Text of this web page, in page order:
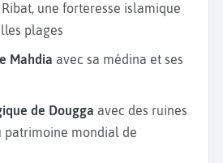
les ruines dePupput, ancienne
et la nécropole. Baladez-
de lamédina d’Hammamet
de la
de la Kasbah, laforteresse
votreséjour en Tunisie
une forteresse islamique
plages
Mahdia avec sa médina et ses
de Dougga avec des ruines
patrimoine mondial de